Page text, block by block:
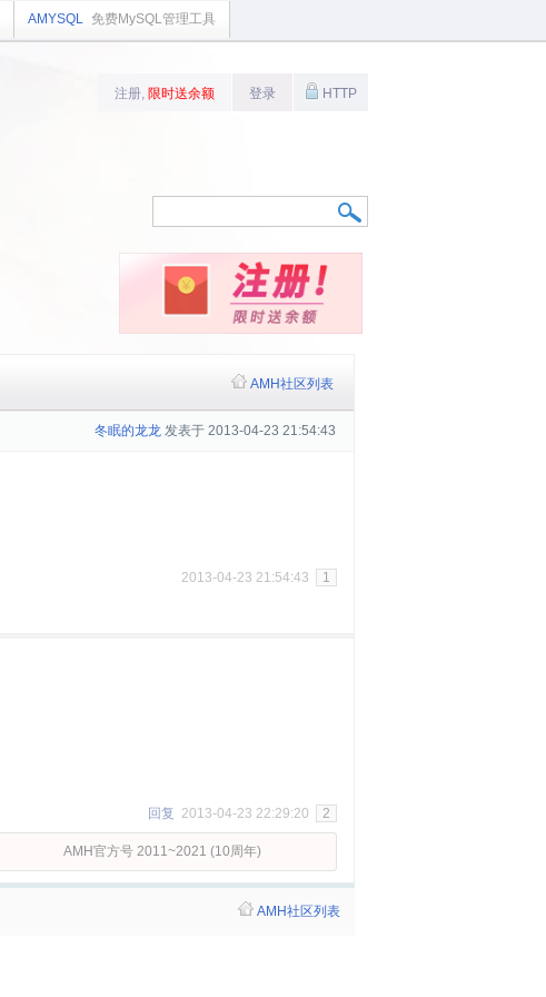
AMYSQL 免费MySQL管理工具
注册, 限时送余额 登录 HTTP
AMH社区列表
冬眠的龙龙 发表于 2013-04-23 21:54:43
2013-04-23 21:54:43 1
回复 2013-04-23 22:29:20 2
AMH官方号 2011~2021 (10周年)
AMH社区列表